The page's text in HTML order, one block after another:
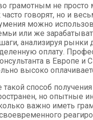
грамотным не просто
часто говорят, но и
можно
или же
анализируя рынки
оплату.
в Европе и
высоко
такой способ
но опытные
важно иметь